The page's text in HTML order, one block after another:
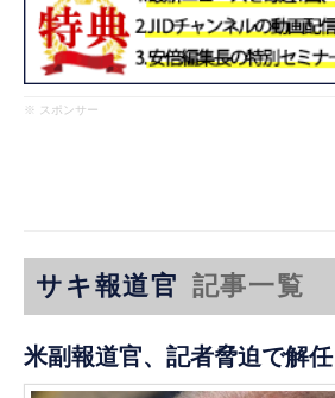
※ スポンサー
サキ報道官 記事一覧
米副報道官、記者脅迫で解任